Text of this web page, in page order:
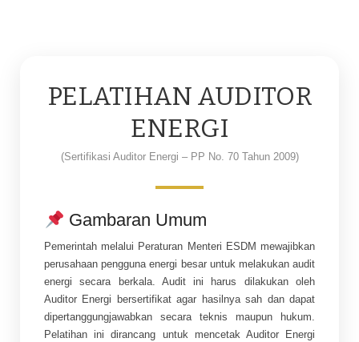
PELATIHAN AUDITOR
ENERGI
(Sertifikasi Auditor Energi – PP No. 70 Tahun 2009)
Gambaran Umum
Pemerintah melalui Peraturan Menteri ESDM mewajibkan
perusahaan pengguna energi besar untuk melakukan audit
energi secara berkala. Audit ini harus dilakukan oleh
Auditor Energi bersertifikat agar hasilnya sah dan dapat
dipertanggungjawabkan secara teknis maupun hukum.
Pelatihan ini dirancang untuk mencetak Auditor Energi